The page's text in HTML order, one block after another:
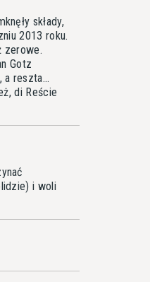
składy,
2013 roku.
zerowe.
Gotz
a reszta...
di Reście
i woli